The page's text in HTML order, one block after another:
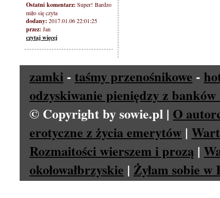
Ostatni komentarz: Super! Bardzo
miło się czyta
dodany: 2017.01.06 22:01:25
przez: Jan
czytaj więcej
zamki - taśmy przenośnikowe -
odzyskiwanie pieniędzy z banków
© Copyright by sowie.pl | O
erotyczne z życia emerytów |
Rozmaitości wierszem i prozą |
okołowałbrzyskie | Żyłam sobie